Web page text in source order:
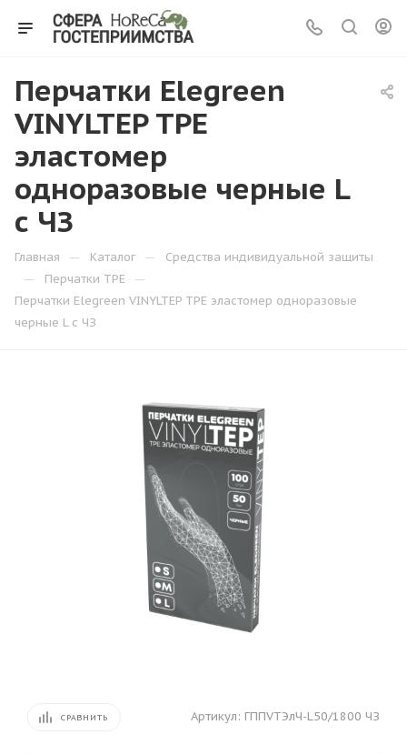
Перчатки Elegreen
VINYLTEP TPE
эластомер
одноразовые черные L
с ЧЗ
Главная — Каталог — Средства индивидуальной защиты
— Перчатки TPE —
Перчатки Elegreen VINYLTEP TPE эластомер одноразовые
черные L с ЧЗ
СРАВНИТЬ Артикул: ГППVTЭлЧ-L50/1800 ЧЗ